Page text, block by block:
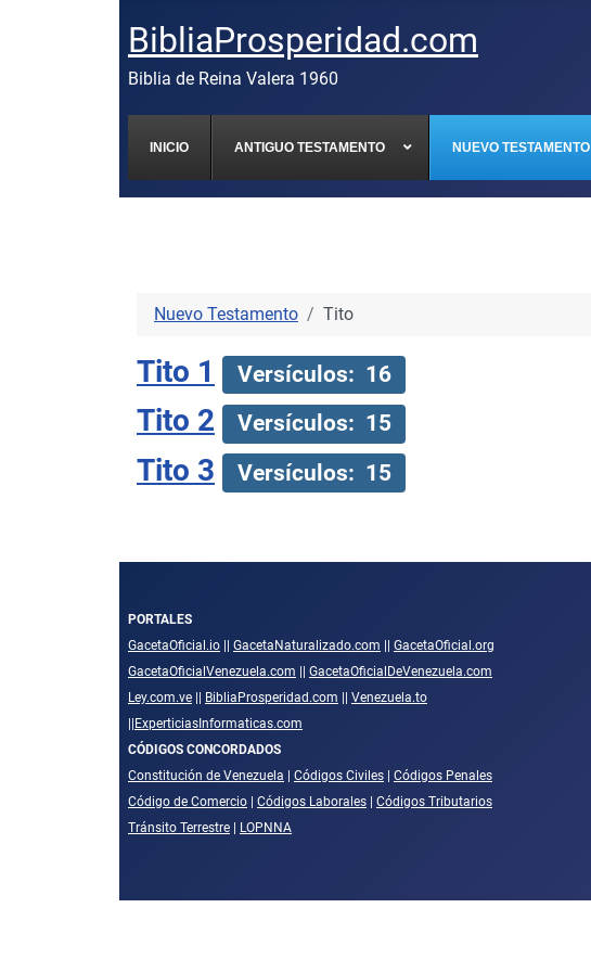
BibliaProsperidad.com
Biblia de Reina Valera 1960
INICIO ANTIGUO TESTAMENTO NUEVO TESTAMENTO
Nuevo Testamento Tito
Tito 1 Versículos: 16
Tito 2 Versículos: 15
Tito 3 Versículos: 15
PORTALES
GacetaOficial.io
GacetaNaturalizado.com
GacetaOficial.org
GacetaOficialVenezuela.com
GacetaOficialDeVenezuela.com
Ley.com.ve
BibliaProsperidad.com
Venezuela.to
ExperticiasInformaticas.com
CÓDIGOS CONCORDADOS
Constitución de Venezuela
Códigos Civiles
Códigos Penales
Código de Comercio
Códigos Laborales
Códigos Tributarios
Tránsito Terrestre
LOPNNA